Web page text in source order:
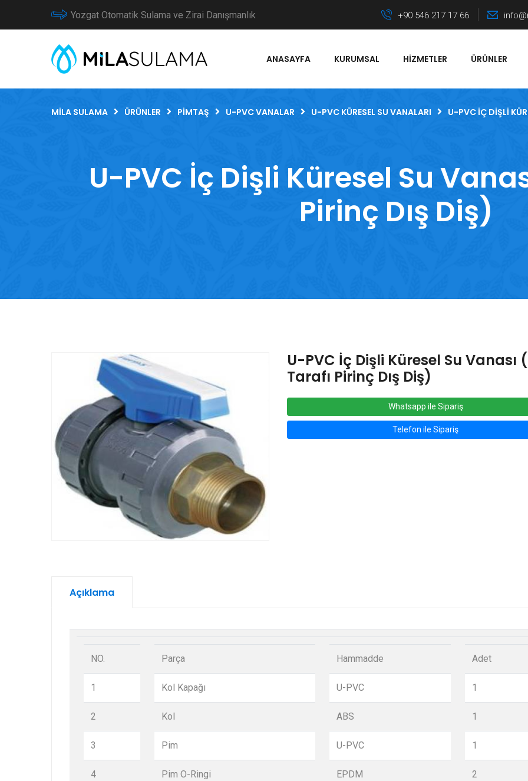
Yozgat Otomatik Sulama ve Zirai Danışmanlık +90 546 217 17 66
ANASAYFA KURUMSAL HIZMETLER ÜRÜNLER
MILA SULAMA ÜRÜNLER PIMTAŞ U-PVC VANALAR U-PVC KÜRESEL SU VANALARI U-PVC İÇ DIŞLI
U-PVC İç Dişli Küresel Su
Pirinç Dış Diş)
U-PVC İç Dişli Küresel Su Vanası
Tarafı Pirinç Dış Diş)
Whatsapp ile Sipariş
Telefon ile Sipariş
Açıklama
NO.
1
2
3
4
Parça
Kol Kapağı
Kol
Pim
Pim O-Ringi
Hammadde
U-PVC
ABS
U-PVC
EPDM
Adet
1
1
1
2